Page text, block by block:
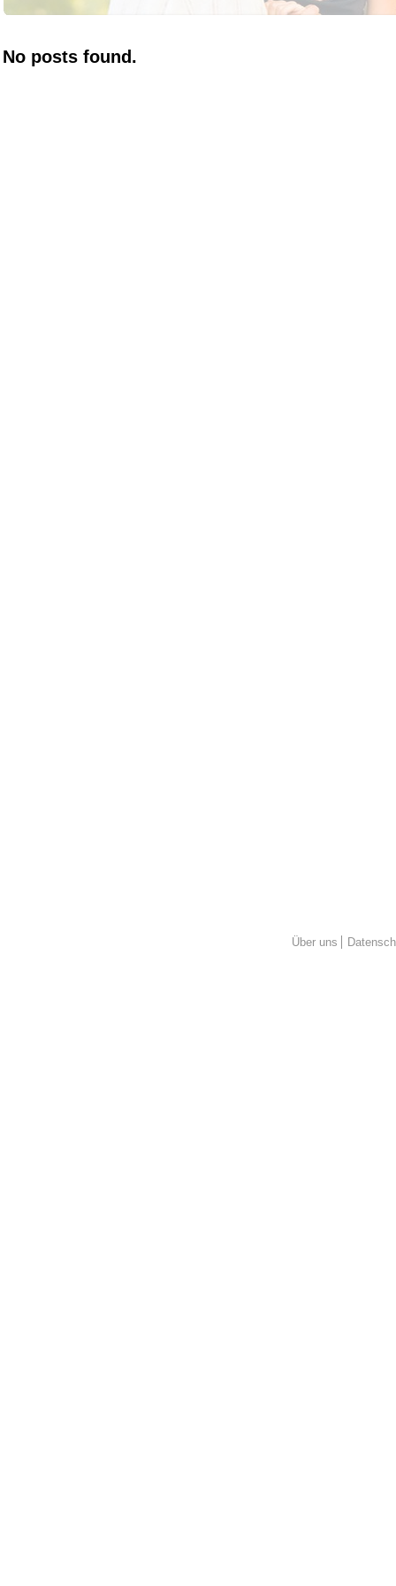
No posts found.
Über uns